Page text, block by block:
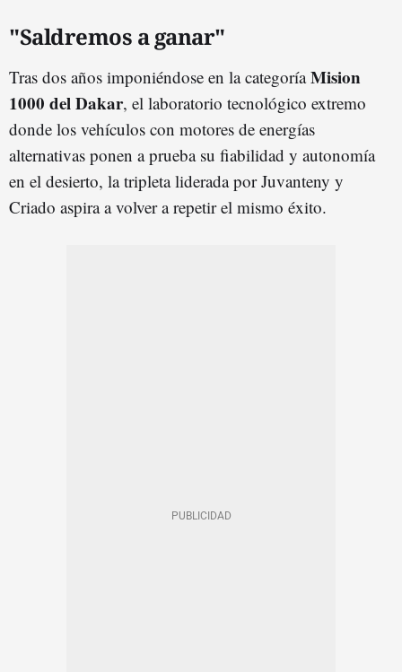
"Saldremos a ganar"
Tras dos años imponiéndose en la categoríaMision
1000 del Dakar, el laboratorio tecnológico extremo
donde los vehículos con motores de energías
alternativas ponen a prueba su fiabilidad y autonomía
en el desierto, la tripleta liderada por Juvanteny y
Criado aspira a volver a repetir el mismo éxito.